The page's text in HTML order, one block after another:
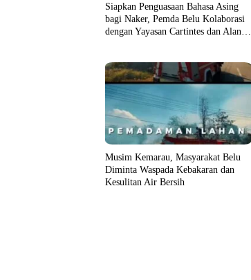
Siapkan Penguasaan Bahasa Asing
bagi Naker, Pemda Belu Kolaborasi
dengan Yayasan Cartintes dan Alana
Musim Kemarau, Masyarakat Belu
Diminta Waspada Kebakaran dan
Kesulitan Air Bersih